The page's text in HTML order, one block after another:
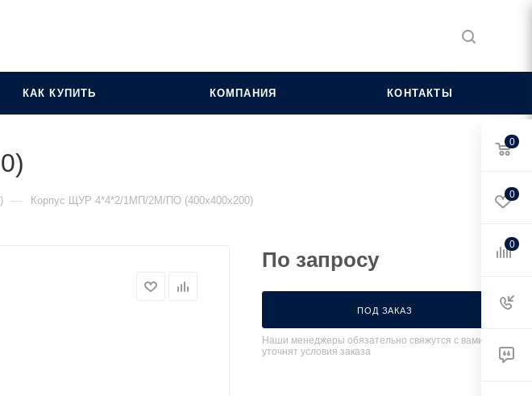
КАК КУПИТЬ КОМПАНИЯ КОНТАКТЫ
— Корпус ЩУР 4*4*2/1МП/2М/ПО (400х400х200)
По запросу
ПОД ЗАКАЗ
Наши менеджеры обязательно свяжутся с вами и
уточнят условия заказа
0
0
0